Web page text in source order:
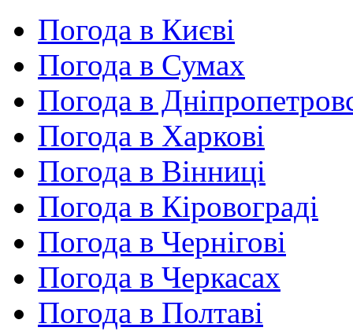
Погода в Києві
Погода в Сумах
Погода в
Погода в Харкові
Погода в Вінниці
Погода в Кіровограді
Погода в Чернігові
Погода в Черкасах
Погода в Полтаві